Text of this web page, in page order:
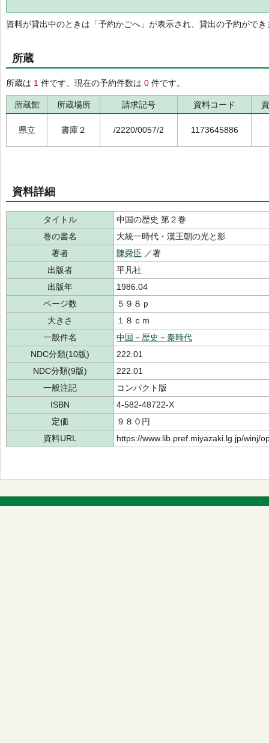
資料が貸出中のときは「予約かごへ」が表示され、貸出の予約ができ
所蔵
所蔵は 1 件です。現在の予約件数は 0 件です。
所蔵館 所蔵場所 請求記号 資料コード
県立 書庫２ /2220/0057/2 1173645886
資料詳細
タイトル
中国の歴史 第２巻
巻の書名
大統一時代・漢王朝の光と影
著者
陳舜臣 ／著
出版者
平凡社
出版年
1986.04
ページ数
５９８ｐ
大きさ
１８ｃｍ
一般件名
中国－歴史－秦時代
NDC分類(10版)
222.01
NDC分類(9版)
222.01
一般注記
コンパクト版
ISBN
4-582-48722-X
定価
９８０円
資料URL
https://www.lib.pref.miyazaki.lg.jp/winj/